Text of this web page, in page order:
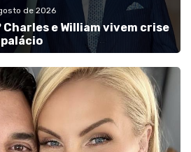
de 2026
Charles e William vivem crise